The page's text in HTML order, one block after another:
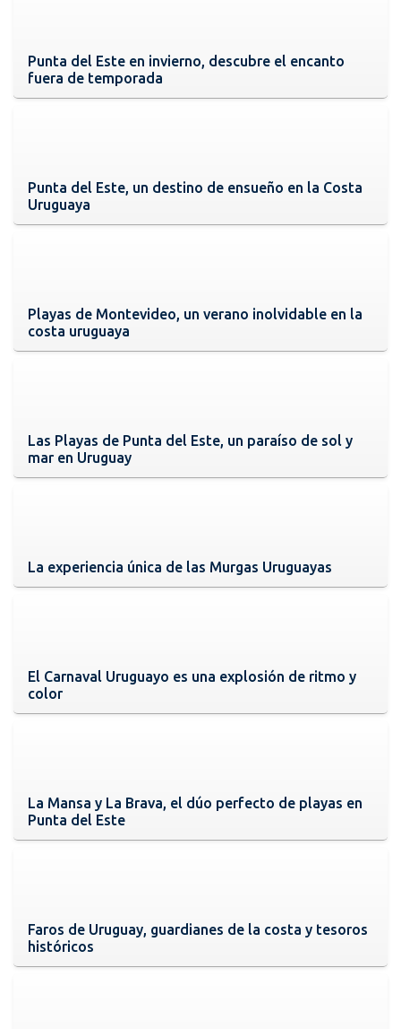
Punta del Este en invierno, descubre el encanto
fuera de temporada
Punta del Este, un destino de ensueño en la Costa
Uruguaya
Playas de Montevideo, un verano inolvidable en la
costa uruguaya
Las Playas de Punta del Este, un paraíso de sol y
mar en Uruguay
La experiencia única de las Murgas Uruguayas
El Carnaval Uruguayo es una explosión de ritmo y
color
La Mansa y La Brava, el dúo perfecto de playas en
Punta del Este
Faros de Uruguay, guardianes de la costa y tesoros
históricos